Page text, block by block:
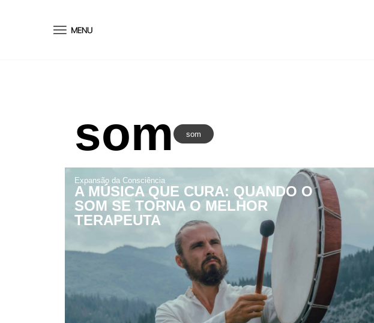
som som
Expansão da Consciência
A MÚSICA QUE CURA: QUANDO O
SOM SE TORNA O MELHOR
TERAPEUTA